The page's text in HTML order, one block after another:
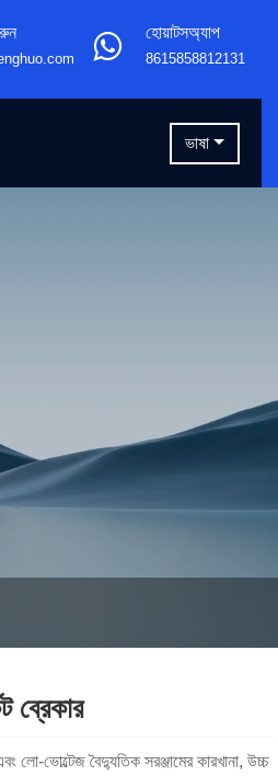
হোয়াটসঅ্যাপ
8615858812131
ভাষা
ব্রেকার
ভোল্টেজ বৈদ্যুতিক সরঞ্জামের কারখানা, উচ্চ